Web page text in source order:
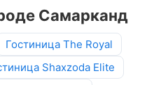
Самарканд
Гостиница The Royal
Shaxzoda Elite